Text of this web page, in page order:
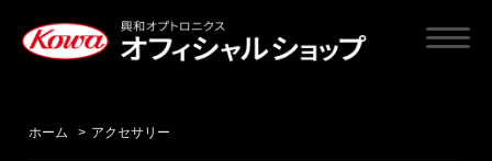
ホーム > アクセサリー